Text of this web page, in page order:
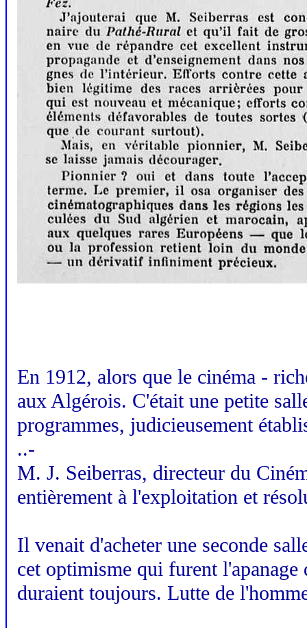
En 1912, alors que le cinéma -
aux Algérois. C'était une petite
programmes, judicieusement
..-
M. J. Seiberras, directeur du
entièrement à l'exploitation et
Il venait d'acheter une seconde
cet optimisme qui furent l'apanage
duraient toujours. Lutte de